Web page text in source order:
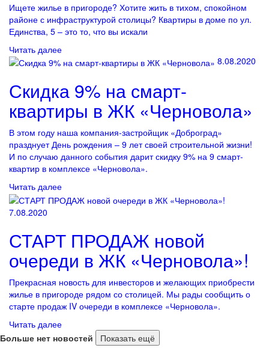
Ищете жилье в пригороде? Хотите жить в тихом, спокойном
районе с инфраструктурой столицы? Квартиры в доме по ул.
Единства, 5 – это то, что вы искали
Читать далее
8.08.2020
Скидка 9% на смарт-
квартиры в ЖК «Черновола»
В этом году наша компания-застройщик «Доброград»
празднует День рождения – 9 лет своей строительной жизни!
И по случаю данного события дарит скидку 9% на 9 смарт-
квартир в комплексе «Черновола».
Читать далее
7.08.2020
СТАРТ ПРОДАЖ новой
очереди в ЖК «Черновола»!
Прекрасная новость для инвесторов и желающих приобрести
жилье в пригороде рядом со столицей. Мы рады сообщить о
старте продаж IV очереди в комплексе «Черновола».
Читать далее
Больше нет новостей
Показать ещё